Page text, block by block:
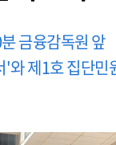
금융감독원 앞
제1호 집단민